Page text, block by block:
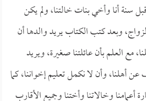
سنة أنا وأخي بنات خالتنا، ولم يكن
وبعد كتب الكتاب يريد والدها أن
مع العلم بأن عائلتنا صغيرة، ويريد
أهلنا، وأن لا نكمل تعليم إخواننا، كما
أعمامنا وخالاتنا وأختنا وجميع الأقارب